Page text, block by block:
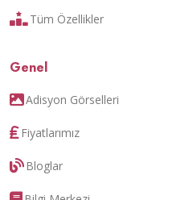
Tüm Özellikler
Genel
Adisyon Görselleri
Fiyatlarımız
Bloglar